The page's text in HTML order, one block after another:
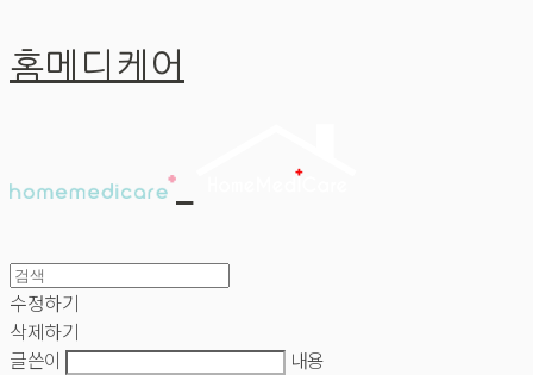
홈메디케어
수정하기
삭제하기
글쓴이
내용